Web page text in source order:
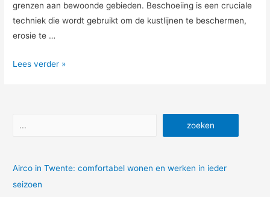
grenzen aan bewoonde gebieden. Beschoeiing is een cruciale
techniek die wordt gebruikt om de kustlijnen te beschermen,
erosie te …
De
Lees verder »
zoeken
Airco in Twente: comfortabel wonen en werken in ieder
seizoen